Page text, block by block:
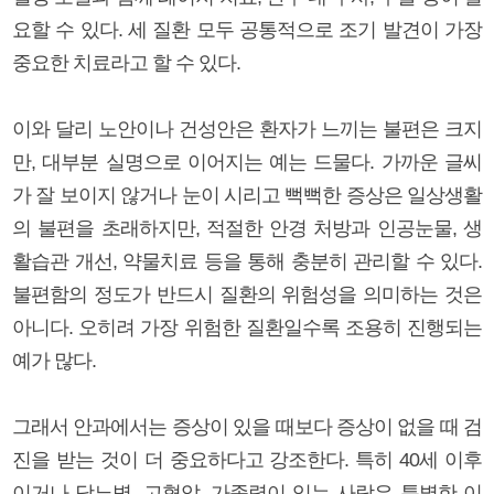
요할 수 있다. 세 질환 모두 공통적으로 조기 발견이 가장
중요한 치료라고 할 수 있다.
이와 달리 노안이나 건성안은 환자가 느끼는 불편은 크지
만, 대부분 실명으로 이어지는 예는 드물다. 가까운 글씨
가 잘 보이지 않거나 눈이 시리고 뻑뻑한 증상은 일상생활
의 불편을 초래하지만, 적절한 안경 처방과 인공눈물, 생
활습관 개선, 약물치료 등을 통해 충분히 관리할 수 있다.
불편함의 정도가 반드시 질환의 위험성을 의미하는 것은
아니다. 오히려 가장 위험한 질환일수록 조용히 진행되는
예가 많다.
그래서 안과에서는 증상이 있을 때보다 증상이 없을 때 검
진을 받는 것이 더 중요하다고 강조한다. 특히 40세 이후